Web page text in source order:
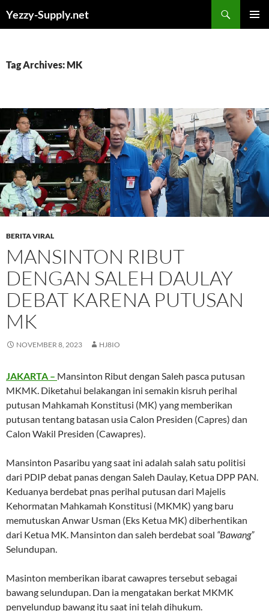
Yezzy-Supply.net
Tag Archives: MK
BERITA VIRAL
MANSINTON RIBUT
DENGAN SALEH DAULAY
DEBAT KARENA PUTUSAN
MK
NOVEMBER 8, 2023 HJ8IO
JAKARTA – Mansinton Ribut dengan Saleh pasca putusan
MKMK. Diketahui belakangan ini semakin kisruh perihal
putusan Mahkamah Konstitusi (MK) yang memberikan
putusan tentang batasan usia Calon Presiden (Capres) dan
Calon Wakil Presiden (Cawapres).
Mansinton Pasaribu yang saat ini adalah salah satu politisi
dari PDIP debat panas dengan Saleh Daulay, Ketua DPP PAN.
Keduanya berdebat pnas perihal putusan dari Majelis
Kehormatan Mahkamah Konstitusi (MKMK) yang baru
memutuskan Anwar Usman (Eks Ketua MK) diberhentikan
dari Ketua MK. Mansinton dan saleh berdebat soal “Bawang”
Selundupan.
Masinton memberikan ibarat cawapres tersebut sebagai
bawang selundupan. Dan ia mengatakan berkat MKMK
penyelundup bawang itu saat ini telah dihukum.